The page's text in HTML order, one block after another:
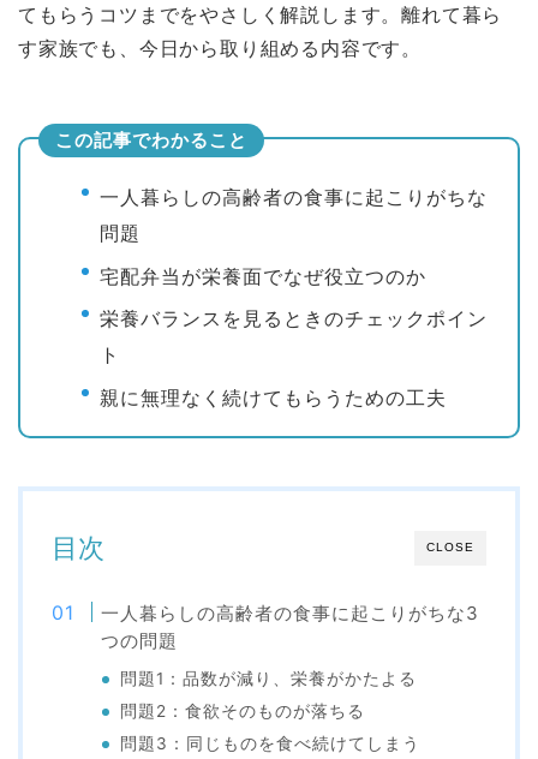
てもらうコツまでをやさしく解説します。離れて暮ら
す家族でも、今日から取り組める内容です。
この記事でわかること
一人暮らしの高齢者の食事に起こりがちな
問題
宅配弁当が栄養面でなぜ役立つのか
栄養バランスを見るときのチェックポイン
ト
親に無理なく続けてもらうための工夫
CLOSE
目次
一人暮らしの高齢者の食事に起こりがちな3
つの問題
問題1：品数が減り、栄養がかたよる
問題2：食欲そのものが落ちる
問題3：同じものを食べ続けてしまう